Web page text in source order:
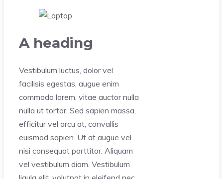
A heading
Vestibulum luctus, dolor vel
facilisis egestas, augue enim
commodo lorem, vitae auctor nulla
nulla ut tortor. Sed sapien massa,
efficitur vel arcu at, convallis
euismod sapien. Ut at augue vel
nisi consequat porttitor. Aliquam
vel vestibulum diam. Vestibulum